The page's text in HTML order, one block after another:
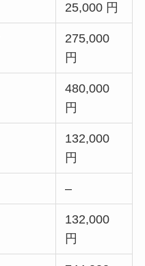
25,000 円
275,000
円
480,000
円
132,000
円
–
132,000
円